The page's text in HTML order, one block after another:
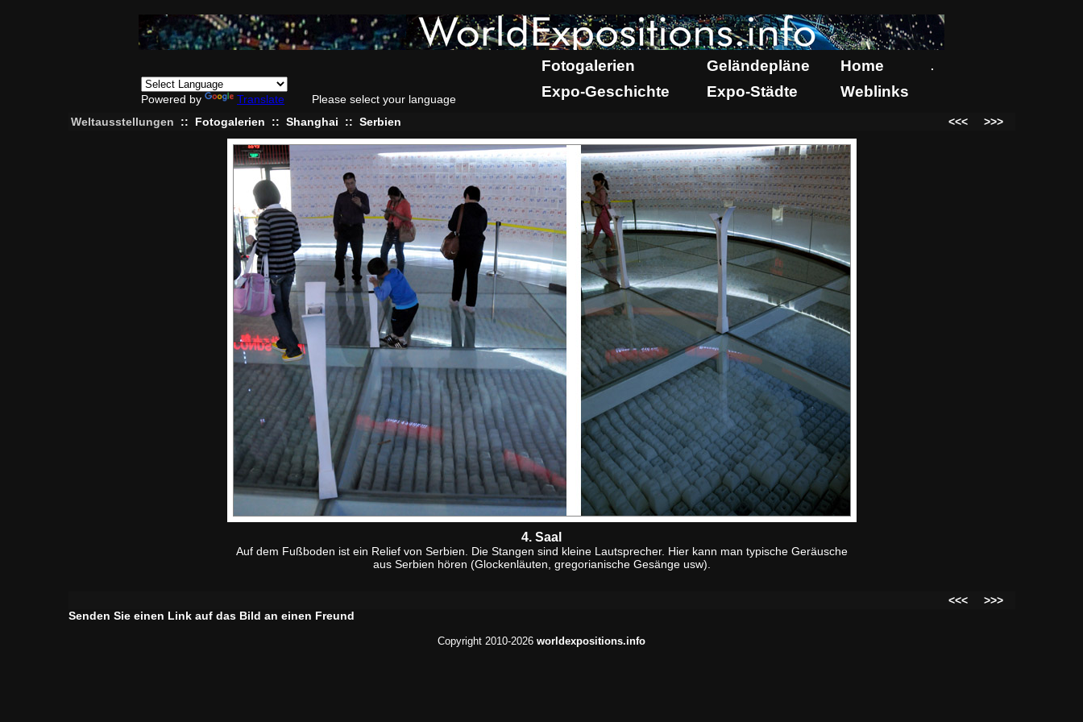
Powered by Translate Please select your language
Fotogalerien Geländepläne Home .
Expo-Geschichte Expo-Städte Weblinks
Weltausstellungen :: Fotogalerien :: Shanghai :: Serbien <<< >>>
4. Saal
Auf dem Fußboden ist ein Relief von Serbien. Die Stangen sind kleine Lautsprecher. Hier kann man typische Geräusche
aus Serbien hören (Glockenläuten, gregorianische Gesänge usw).
<<<
>>>
Senden Sie einen Link auf das Bild an einen Freund
Copyright 2010-2026 worldexpositions.info